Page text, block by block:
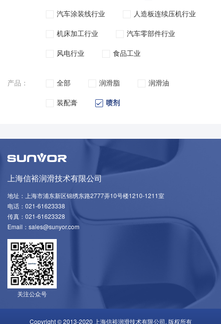
汽车涂装线行业
人造板连续压机行业
机床加工行业
汽车零部件行业
风电行业
食品工业
产品： 全部 润滑脂
润滑油
装配膏
喷剂
上海信裕润滑技术有限公司
地址：上海市浦东新区锦绣东路2777弄10号楼1210-1211室
电话：021-61623338
传真：021-61623328
Email：sales@sunyor.com
关注公众号
Copyright © 2013-2020 上海信裕润滑技术有限公司. 版权所有